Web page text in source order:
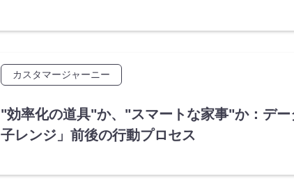
カスタマージャーニー
"効率化の道具"か、"スマートな家事"か：デー
子レンジ」前後の行動プロセス